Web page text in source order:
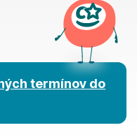
termínov do